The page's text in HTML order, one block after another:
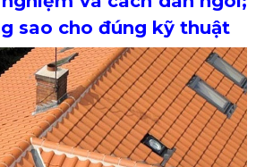
sao cho đúng kỹ thuật